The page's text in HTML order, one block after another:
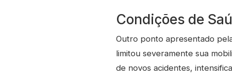
Condições de
Outro ponto apresentado
limitou severamente sua
de novos acidentes,